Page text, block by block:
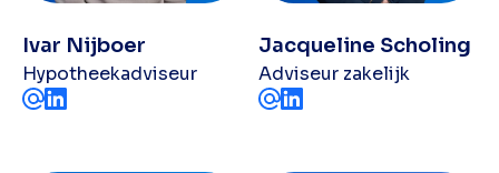
Ivar Nijboer
Hypotheekadviseur
Jacqueline Scholing
Adviseur zakelijk